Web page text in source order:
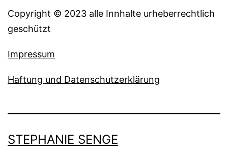
Copyright © 2023 alle Innhalte urheberrechtlich
geschützt
Impressum
Haftung und Datenschutzerklärung
STEPHANIE SENGE